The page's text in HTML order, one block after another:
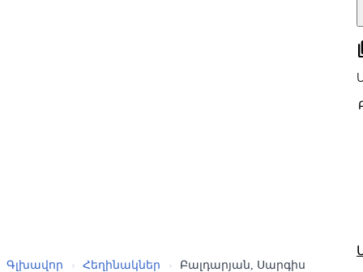
Գլխավոր › Հեղինակներ ›
Բալդարյան, Սարգիս